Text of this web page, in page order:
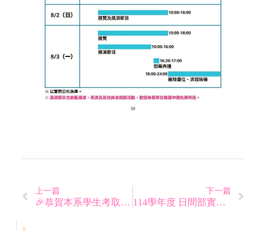
上一篇
🎉恭賀本系學生考取佳績通過115年度導遊與領隊人員評量測驗🎉
下一篇
114學年度 日間部實務專題發表會 發表流程